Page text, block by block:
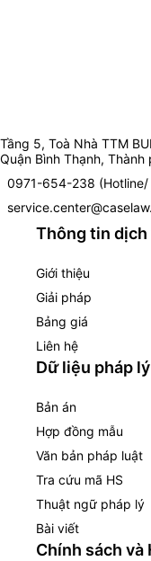
Tầng 5, Toà Nhà TTM
Quận Bình Thạnh, Thành
0971-654-238 (Hotline/
Thông tin dịch
Giới thiệu
Giải pháp
Bảng giá
Liên hệ
Dữ liệu pháp lý
Bản án
Hợp đồng mẫu
Văn bản pháp luật
Tra cứu mã HS
Thuật ngữ pháp lý
Bài viết
Chính sách và